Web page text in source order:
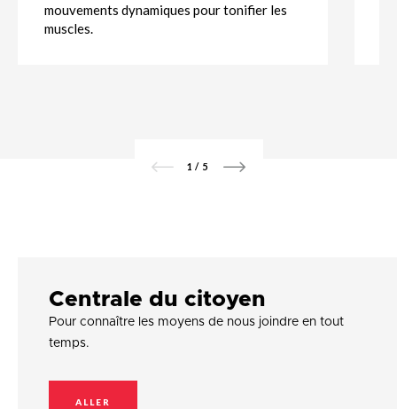
mouvements dynamiques pour tonifier les
muscles.
1/ 5
Centrale du citoyen
Pour connaître les moyens de nous joindre en tout
temps.
ALLER